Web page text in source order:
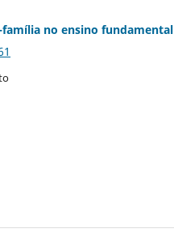
família no ensino fundamental